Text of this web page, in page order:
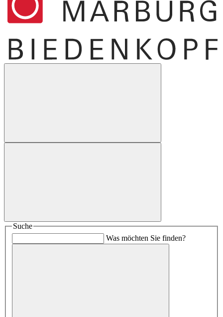
Suche
Was möchten Sie finden?